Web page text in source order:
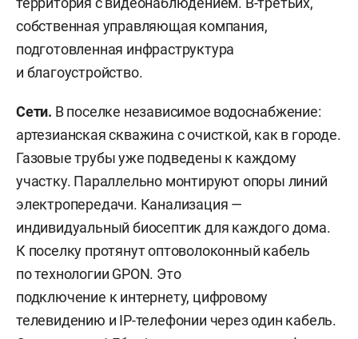
собственная управляющая компания,
подготовленная инфраструктура
и благоустройство.
Сети. В поселке независимое водоснабжение:
артезианская скважина с очисткой, как в городе.
Газовые трубы уже подведены к каждому
участку. Параллельно монтируют опоры линий
электропередачи. Канализация —
индивидуальный биосептик для каждого дома.
К поселку протянут оптоволоконный кабель
по технологии GPON. Это
подключение к интернету, цифровому
телевидению и IP-телефонии через один кабель.